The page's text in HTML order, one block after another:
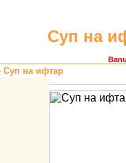
Суп на
Суп на ифтаp